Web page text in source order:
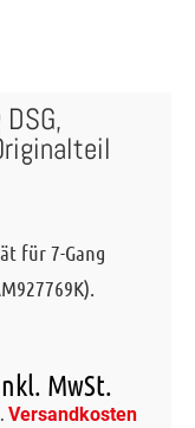
für 7-Gang
MwSt.
Versandkosten